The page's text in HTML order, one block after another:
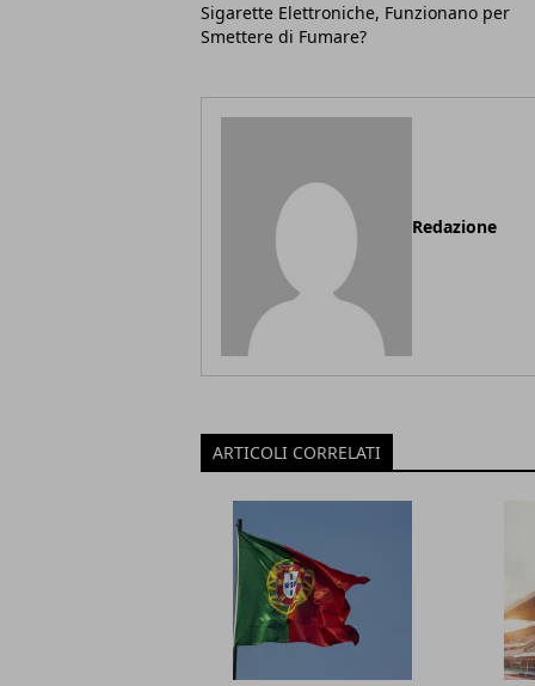
Sigarette Elettroniche, Funzionano per
Smettere di Fumare?
Redazione
ARTICOLI CORRELATI